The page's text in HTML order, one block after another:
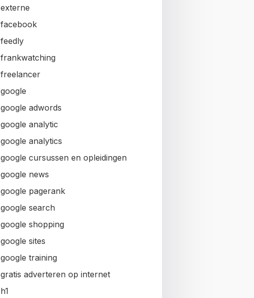
externe
facebook
feedly
frankwatching
freelancer
google
google adwords
google analytic
google analytics
google cursussen en opleidingen
google news
google pagerank
google search
google shopping
google sites
google training
gratis adverteren op internet
h1